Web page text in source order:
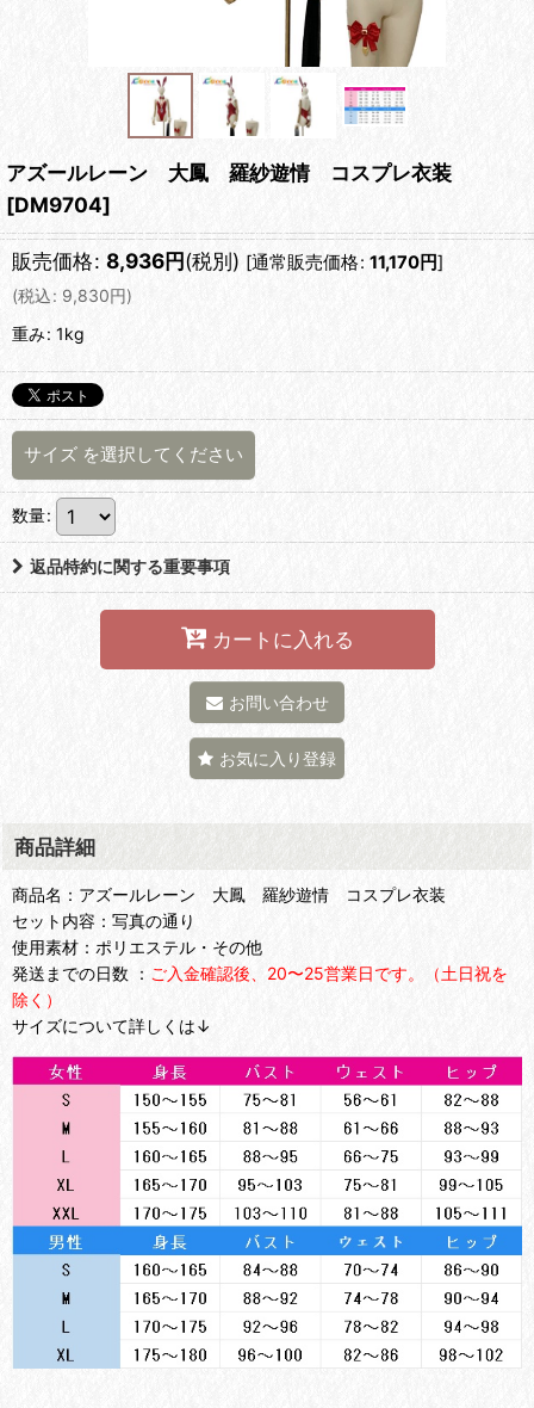
アズールレーン 大鳳 羅紗遊情 コスプレ衣装
[DM9704]
販売価格: 8,936円(税別) [通常販売価格: 11,170円]
(税込: 9,830円)
重み: 1kg
サイズ を選択してください
数量:
返品特約に関する重要事項
カートに入れる
お問い合わせ
お気に入り登録
商品詳細
商品名：アズールレーン 大鳳 羅紗遊情 コスプレ衣装
セット内容：写真の通り
使用素材：ポリエステル・その他
発送までの日数 ： ご入金確認後、20〜25営業日です。（土日祝を
除く）
サイズについて詳しくは↓